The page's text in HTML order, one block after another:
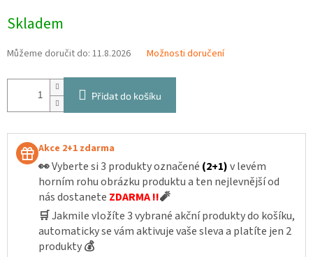
cena:
Skladem
Můžeme doručit do: 11.8.2026 Možnosti doručení
Přidat do košíku
Akce 2+1 zdarma
👀Vyberte si 3 produkty označené (2+1)v levém
horním rohu obrázku produktu a ten nejlevnější od
nás dostanete ZDARMA !!🧨
🛒Jakmile vložíte 3 vybrané akční produkty do košíku,
automaticky se vám aktivuje vaše sleva a platíte jen 2
produkty💰